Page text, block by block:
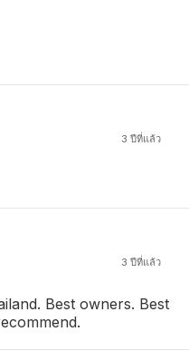
3 ปีที่แล้ว
3 ปีที่แล้ว
Best owners. Best